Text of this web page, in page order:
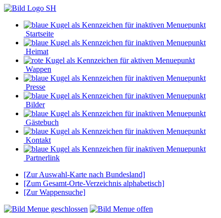
Startseite
Heimat
Wappen
Presse
Bilder
Gästebuch
Kontakt
Partnerlink
[Zur Auswahl-Karte nach Bundesland]
[Zum Gesamt-Orte-Verzeichnis alphabetisch]
[Zur Wappensuche]